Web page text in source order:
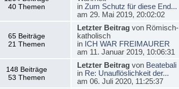
40 Themen
in Zum Schutz für diese End...
am 29. Mai 2019, 20:02:02
65 Beiträge
21 Themen
Letzter Beitragvon Römisch-
katholisch
in ICH WAR FREIMAURER
am 11. Januar 2019, 10:06:31
148 Beiträge
53 Themen
Letzter Beitragvon Beatebali
in Re: Unauflöslichkeit der...
am 06. Juli 2020, 11:25:37